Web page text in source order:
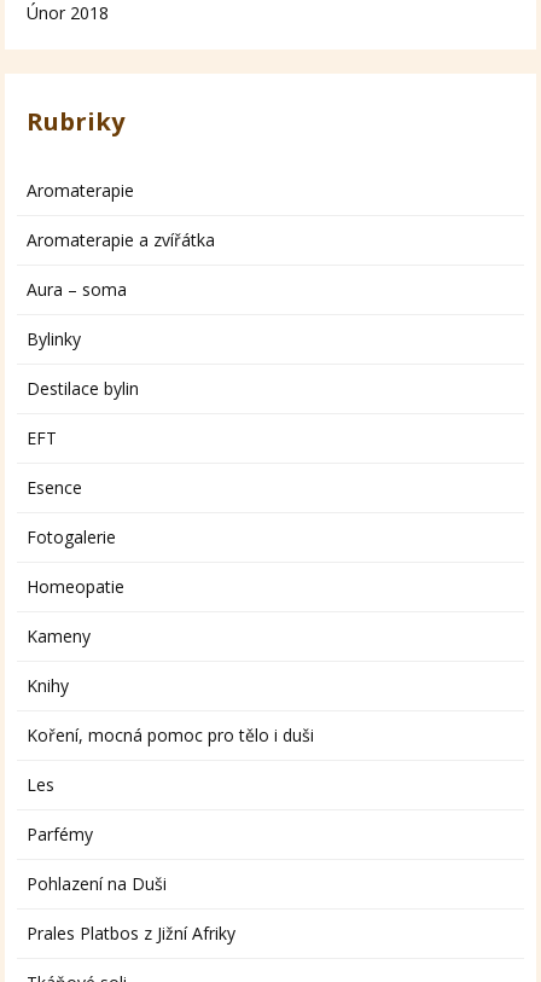
Únor 2018
Rubriky
Aromaterapie
Aromaterapie a zvířátka
Aura – soma
Bylinky
Destilace bylin
EFT
Esence
Fotogalerie
Homeopatie
Kameny
Knihy
Koření, mocná pomoc pro tělo i duši
Les
Parfémy
Pohlazení na Duši
Prales Platbos z Jižní Afriky